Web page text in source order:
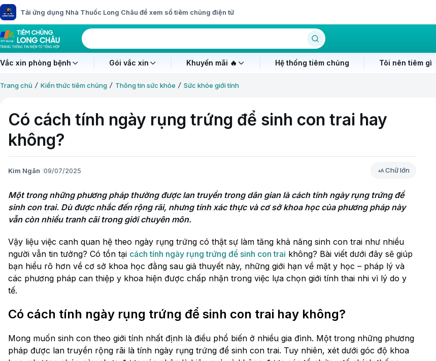
Tải ứng dụng Nhà Thuốc Long Châu để xem sổ tiêm chủng điện tử
Vắc xin phòng bệnh Gói vắc xin Khuyến mãi 🔥 Hệ thống tiêm chủng Tôi nên tiêm gì
Trang chủ Kiến thức tiêm chủng Thông tin sức khỏe Sức khỏe giới tính
Có cách tính ngày rụng trứng để sinh con trai hay
không?
Kim Ngân 09/07/2025 Chữ lớn
Một trong những phương pháp thường được lan truyền trong dân gian là cách tính ngày rụng trứng để
sinh con trai. Dù được nhắc đến rộng rãi, nhưng tính xác thực và cơ sở khoa học của phương pháp này
vẫn còn nhiều tranh cãi trong giới chuyên môn.
Vậy liệu việc canh quan hệ theo ngày rụng trứng có thật sự làm tăng khả năng sinh con trai như nhiều
người vẫn tin tưởng? Có tồn tại cách tính ngày rụng trứng để sinh con trai không? Bài viết dưới đây sẽ giúp
bạn hiểu rõ hơn về cơ sở khoa học đằng sau giả thuyết này, những giới hạn về mặt y học – pháp lý và
các phương pháp can thiệp y khoa hiện được chấp nhận trong việc lựa chọn giới tính thai nhi vì lý do y
tế.
Có cách tính ngày rụng trứng để sinh con trai hay không?
Mong muốn sinh con theo giới tính nhất định là điều phổ biến ở nhiều gia đình. Một trong những phương
pháp được lan truyền rộng rãi là tính ngày rụng trứng để sinh con trai. Tuy nhiên, xét dưới góc độ khoa